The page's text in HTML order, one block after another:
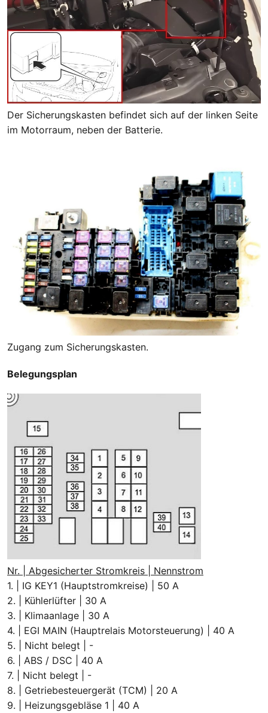
Der Sicherungskasten befindet sich auf der linken Seite
im Motorraum, neben der Batterie.
Zugang zum Sicherungskasten.
Belegungsplan
Nr. | Abgesicherter Stromkreis | Nennstrom
1. | IG KEY1 (Hauptstromkreise) | 50 A
2. | Kühlerlüfter | 30 A
3. | Klimaanlage | 30 A
4. | EGI MAIN (Hauptrelais Motorsteuerung) | 40 A
5. | Nicht belegt | -
6. | ABS / DSC | 40 A
7. | Nicht belegt | -
8. | Getriebesteuergerät (TCM) | 20 A
9. | Heizungsgebläse 1 | 40 A